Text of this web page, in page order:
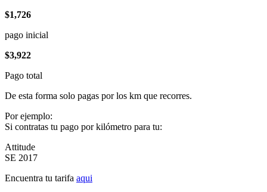
$1,726
pago inicial
$3,922
Pago total
De esta forma solo pagas por los km que recorres.
Por ejemplo:
Si contratas tu pago por kilómetro para tu:
Attitude
SE 2017
Encuentra tu tarifa aqui